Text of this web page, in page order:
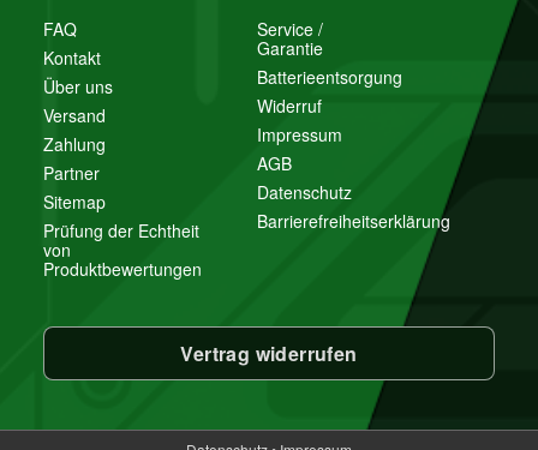
FAQ
Kontakt
Über uns
Versand
Zahlung
Partner
Sitemap
Prüfung der Echtheit
von
Produktbewertungen
Service /
Garantie
Batterieentsorgung
Widerruf
Impressum
AGB
Datenschutz
Barrierefreiheitserklärung
Vertrag widerrufen